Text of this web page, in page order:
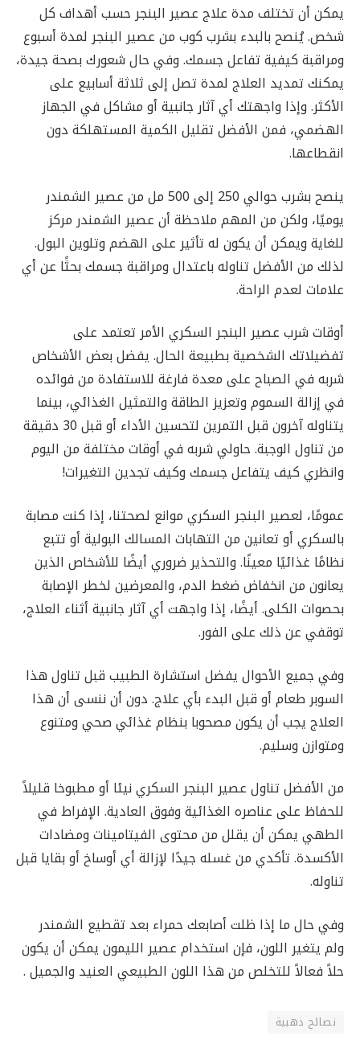
يمكن أن تختلف مدة علاج عصير البنجر حسب أهداف كل
شخص. يُنصح بالبدء بشرب كوب من عصير البنجر لمدة أسبوع
ومراقبة كيفية تفاعل جسمك. وفي حال شعورك بصحة جيدة،
يمكنك تمديد العلاج لمدة تصل إلى ثلاثة أسابيع على
الأكثر. وإذا واجهتك أي آثار جانبية أو مشاكل في الجهاز
الهضمي، فمن الأفضل تقليل الكمية المستهلكة دون
انقطاعها.
ينصح بشرب حوالي 250 إلى 500 مل من عصير الشمندر
يوميًا، ولكن من المهم ملاحظة أن عصير الشمندر مركز
للغاية ويمكن أن يكون له تأثير على الهضم وتلوين البول.
لذلك من الأفضل تناوله باعتدال ومراقبة جسمك بحثًا عن أي
علامات لعدم الراحة.
أوقات شرب عصير البنجر السكري الأمر تعتمد على
تفضيلاتك الشخصية بطبيعة الحال. يفضل بعض الأشخاص
شربه في الصباح على معدة فارغة للاستفادة من فوائده
في إزالة السموم وتعزيز الطاقة والتمثيل الغذائي، بينما
يتناوله آخرون قبل التمرين لتحسين الأداء أو قبل 30 دقيقة
من تناول الوجبة. حاولي شربه في أوقات مختلفة من اليوم
وانظري كيف يتفاعل جسمك وكيف تجدين التغيرات!
عمومًا، لعصير البنجر السكري موانع لصحتنا، إذا كنت مصابة
بالسكري أو تعانين من التهابات المسالك البولية أو تتبع
نظامًا غذائيًا معينًا. والتحذير ضروري أيضًا للأشخاص الذين
يعانون من انخفاض ضغط الدم، والمعرضين لخطر الإصابة
بحصوات الكلى. أيضًا، إذا واجهت أي آثار جانبية أثناء العلاج،
توقفي عن ذلك على الفور.
وفي جميع الأحوال يفضل استشارة الطبيب قبل تناول هذا
السوبر طعام أو قبل البدء بأي علاج. دون أن ننسى أن هذا
العلاج يجب أن يكون مصحوبا بنظام غذائي صحي ومتنوع
ومتوازن وسليم.
من الأفضل تناول عصير البنجر السكري نيئا أو مطبوخا قليلاً
للحفاظ على عناصره الغذائية وفوق العادية. الإفراط في
الطهي يمكن أن يقلل من محتوى الفيتامينات ومضادات
الأكسدة. تأكدي من غسله جيدًا لإزالة أي أوساخ أو بقايا قبل
تناوله.
وفي حال ما إذا ظلت أصابعك حمراء بعد تقطيع الشمندر
ولم يتغير اللون، فإن استخدام عصير الليمون يمكن أن يكون
حلاً فعالاً للتخلص من هذا اللون الطبيعي العنيد والجميل .
نصائح ذهبية